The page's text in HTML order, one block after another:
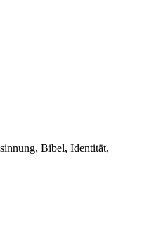
Bibel, Identität,